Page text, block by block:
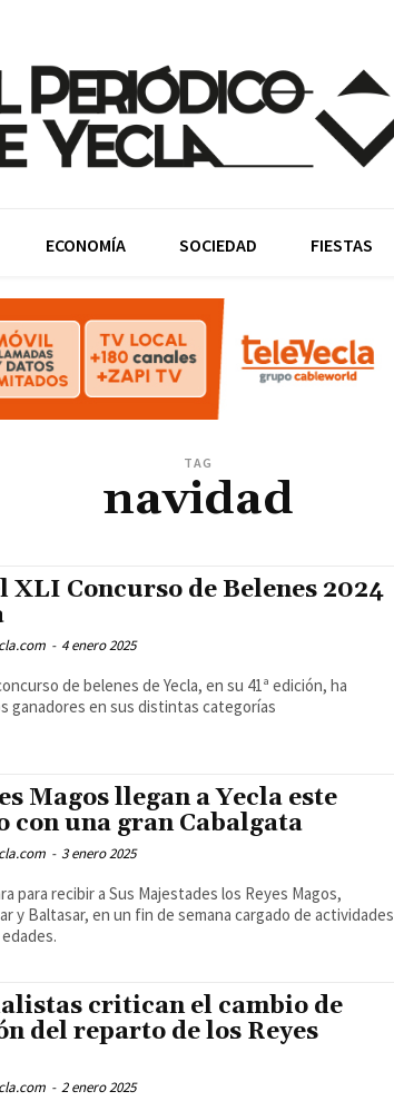
ECONOMÍA SOCIEDAD FIESTAS
TAG
navidad
XLI Concurso de Belenes 2024
- 4 enero 2025
de belenes de Yecla, en su 41ª edición, ha
ganadores en sus distintas categorías
Magos llegan a Yecla este
con una gran Cabalgata
- 3 enero 2025
para recibir a Sus Majestades los Reyes Magos,
y Baltasar, en un fin de semana cargado de actividades
critican el cambio de
del reparto de los Reyes
- 2 enero 2025